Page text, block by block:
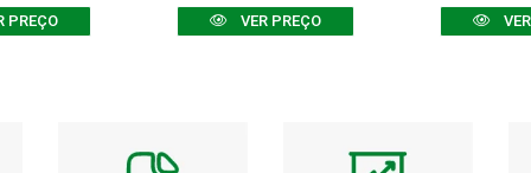
PREÇO VER PREÇO